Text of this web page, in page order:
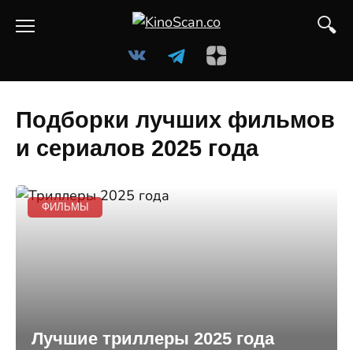
Подборки лучших фильмов
и сериалов 2025 года
ФИЛЬМЫ
Лучшие триллеры 2025 года